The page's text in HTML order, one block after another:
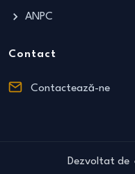
ANPC
Contact
Contactează-ne
Dezvoltat de